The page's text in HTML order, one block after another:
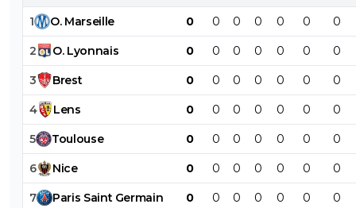
1 O. Marseille 0 0 0 0 0 0 0
2 O. Lyonnais 0 0 0 0 0 0 0
3 Brest 0 0 0 0 0 0 0
4 Lens 0 0 0 0 0 0 0
5 Toulouse 0 0 0 0 0 0 0
6 Nice 0 0 0 0 0 0 0
7 Paris Saint Germain 0 0 0 0 0 0 0